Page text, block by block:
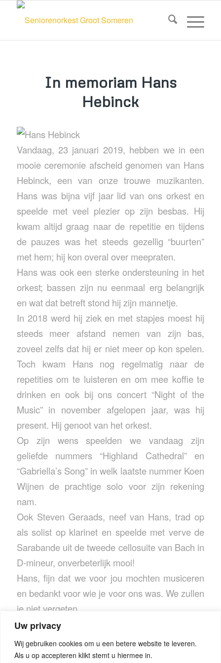
Uw privacy
Wij gebruiken cookies om u een betere website te leveren.
Als u op accepteren klikt stemt u hiermee in.
In memoriam Hans
Hebinck
Vandaag, 23 januari 2019, hebben we in een
mooie ceremonie afscheid genomen van Hans
Hebinck, een van onze trouwe muzikanten.
Hans was bijna vijf jaar lid van ons orkest en
speelde met veel plezier op zijn besbas. Hij
kwam altijd graag naar de repetitie en tijdens
de pauzes was het steeds gezellig “buurten”
met hem; hij kon overal over meepraten.
Hans was ook een sterke ondersteuning in het
orkest; bassen zijn nu eenmaal erg belangrijk
en wat dat betreft stond hij zijn mannetje.
In 2018 werd hij ziek en met stapjes moest hij
steeds meer afstand nemen van zijn bas,
zoveel zelfs dat hij er niet meer op kon spelen.
Toch kwam Hans nog regelmatig naar de
repetities om te luisteren en om mee koffie te
drinken en ook bij ons concert “Night of the
Music” in november afgelopen jaar, was hij
present. Hij genoot van het orkest.
Op zijn wens speelden we vandaag zijn
geliefde nummers “Highland Cathedral” en
“Gabriella’s Song” in welk laatste nummer Koen
Wijnen de prachtige solo voor zijn rekening
nam.
Ook Steven Geraads, neef van Hans, trad op
als solist op klarinet en speelde met verve de
Sarabande uit de tweede cellosuite van Bach in
D-mineur, onverbeterlijk mooi!
Hans, fijn dat we voor jou mochten musiceren
en bedankt voor wie je voor ons was. We zullen
je niet vergeten.